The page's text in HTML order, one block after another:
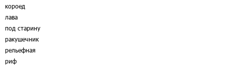
короед
лава
под старину
ракушечник
рельефная
риф